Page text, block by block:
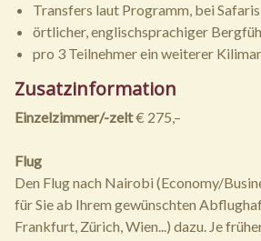
Transfers laut Programm, bei
örtlicher, englischsprachiger
pro 3 Teilnehmer ein weiterer
Zusatzinformation
Einzelzimmer/-zelt€ 275,–
Flug
Den Flug nach Nairobi (Economy/
für Sie ab Ihrem gewünschten
Frankfurt, Zürich, Wien...) dazu. Je